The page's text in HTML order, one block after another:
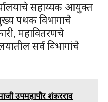
सहाय्यक आयुक्त
पथक विभागाचे
महावितरणचे
सर्व विभागांचे
उपमहापौर शंकरराव